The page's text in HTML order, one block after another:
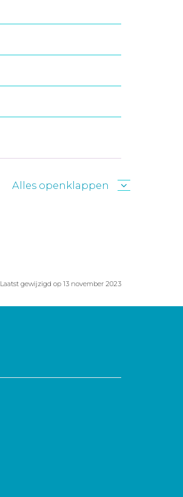
Alles openklappen
Laatst gewijzigd op 13 november 2023